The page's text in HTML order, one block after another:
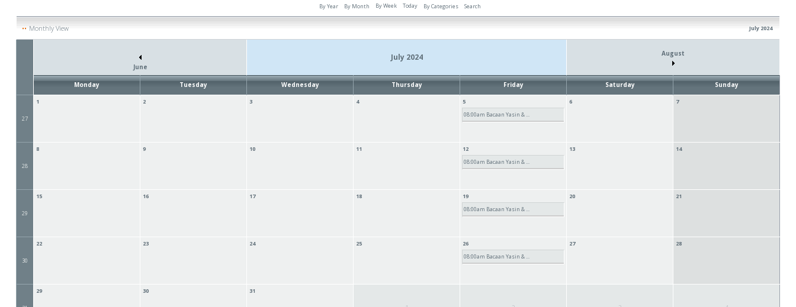
By Year By Month By Week Today By Categories Search
Monthly View July 2024
June
July 2024 August
Monday Tuesday Wednesday Thursday Friday Saturday Sunday
27
1 2 3 4
5
08:00am Bacaan Yasin & ...
6 7
28
8 9 10 11
12
08:00am Bacaan Yasin & ...
13 14
29
15 16 17 18
19
08:00am Bacaan Yasin & ...
20 21
30
22 23 24 25
26
08:00am Bacaan Yasin & ...
27 28
29 30 31